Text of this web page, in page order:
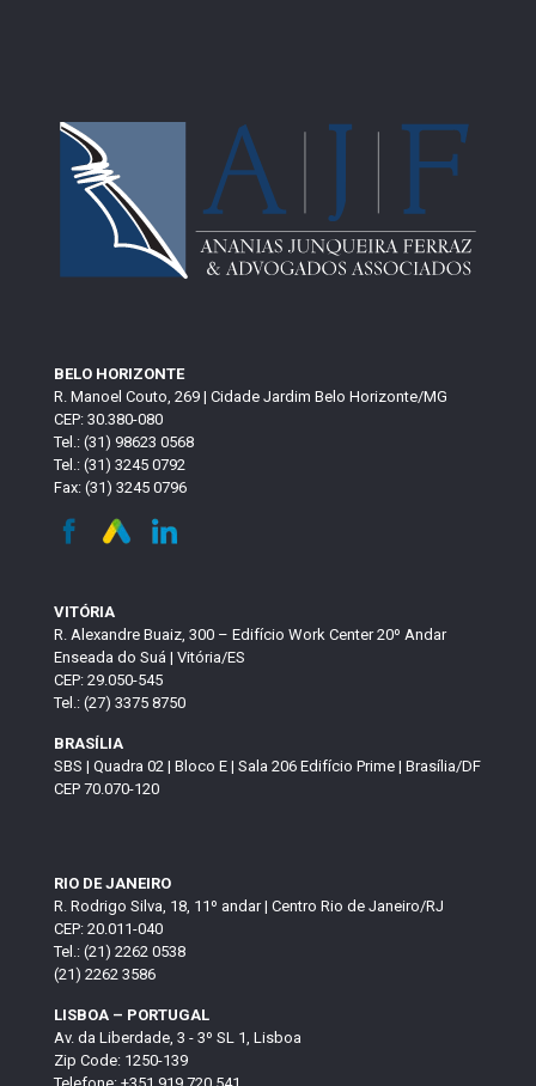
BELO HORIZONTE
R. Manoel Couto, 269 | Cidade Jardim Belo Horizonte/MG
CEP: 30.380-080
Tel.: (31) 98623 0568
Tel.: (31) 3245 0792
Fax: (31) 3245 0796
VITÓRIA
R. Alexandre Buaiz, 300 – Edifício Work Center 20º Andar
Enseada do Suá | Vitória/ES
CEP: 29.050-545
Tel.: (27) 3375 8750
BRASÍLIA
SBS | Quadra 02 | Bloco E | Sala 206 Edifício Prime | Brasília/DF
CEP 70.070-120
RIO DE JANEIRO
R. Rodrigo Silva, 18, 11º andar | Centro Rio de Janeiro/RJ
CEP: 20.011-040
Tel.: (21) 2262 0538
(21) 2262 3586
LISBOA – PORTUGAL
Av. da Liberdade, 3 - 3º SL 1, Lisboa
Zip Code: 1250-139